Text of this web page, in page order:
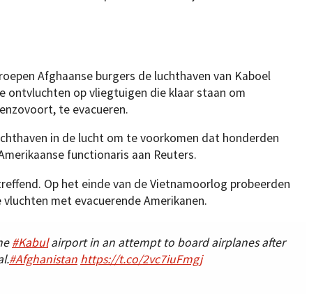
Afghaanse burgers de luchthaven van Kaboel
ontvluchten op vliegtuigen die klaar staan om
te evacueren.
in de lucht om te voorkomen dat honderden
functionaris aan Reuters.
Op het einde van de Vietnamoorlog probeerden
met evacuerende Amerikanen.
#Kabulairport in an attempt to board airplanes after
#Afghanistan https://t.co/2vc7iuFmgj